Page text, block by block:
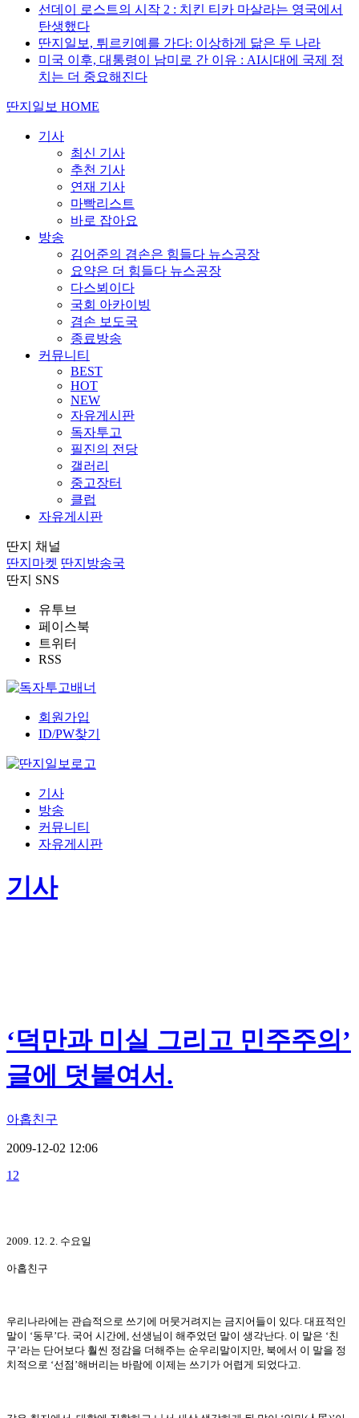
선데이 로스트의 시작 2 : 치킨 티카 마살라는 영국에서
탄생했다
딴지일보, 튀르키예를 가다: 이상하게 닮은 두 나라
미국 이후, 대통령이 남미로 간 이유 : AI시대에 국제 정
치는 더 중요해진다
딴지일보 HOME
기사
최신 기사
추천 기사
연재 기사
마빡리스트
바로 잡아요
방송
김어준의 겸손은 힘들다 뉴스공장
요약은 더 힘들다 뉴스공장
다스뵈이다
국회 아카이빙
겸손 보도국
종료방송
커뮤니티
BEST
HOT
NEW
자유게시판
독자투고
필진의 전당
갤러리
중고장터
클럽
자유게시판
딴지 채널
딴지마켓 딴지방송국
딴지 SNS
유투브
페이스북
트위터
RSS
회원가입
ID/PW찾기
기사
방송
커뮤니티
자유게시판
기사
‘덕만과 미실 그리고 민주주의’
글에 덧붙여서.
아홉친구
2009-12-02 12:06
12
2009. 12. 2. 수요일
아홉친구
우리나라에는 관습적으로 쓰기에 머뭇거려지는 금지어들이 있다 대표적인
말이 ‘동무’다 국어 시간에 선생님이 해주었던 말이 생각난다 이 말은 ‘친
구’라는 단어보다 훨씬 정감을 더해주는 순우리말이지만 북에서 이 말을 정
치적으로 ‘선점 ’해버리는 바람에 이제는 쓰기가 어렵게 되었다고